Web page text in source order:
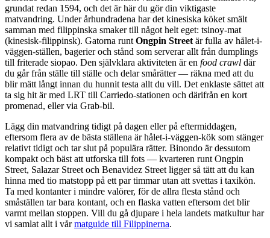
grundat redan 1594, och det är här du gör din viktigaste
matvandring. Under århundradena har det kinesiska köket smält
samman med filippinska smaker till något helt eget: tsinoy-mat
(kinesisk-filippinsk). Gatorna runt Ongpin Street är fulla av hålet-i-
väggen-ställen, bagerier och stånd som serverar allt från dumplings
till friterade siopao. Den självklara aktiviteten är en food crawl där
du går från ställe till ställe och delar smårätter — räkna med att du
blir mätt långt innan du hunnit testa allt du vill. Det enklaste sättet att
ta sig hit är med LRT till Carriedo-stationen och därifrån en kort
promenad, eller via Grab-bil.
Lägg din matvandring tidigt på dagen eller på eftermiddagen,
eftersom flera av de bästa ställena är hålet-i-väggen-kök som stänger
relativt tidigt och tar slut på populära rätter. Binondo är dessutom
kompakt och bäst att utforska till fots — kvarteren runt Ongpin
Street, Salazar Street och Benavidez Street ligger så tätt att du kan
hinna med tio matstopp på ett par timmar utan att svettas i taxikön.
Ta med kontanter i mindre valörer, för de allra flesta stånd och
småställen tar bara kontant, och en flaska vatten eftersom det blir
varmt mellan stoppen. Vill du gå djupare i hela landets matkultur har
vi samlat allt i vårmatguide till Filippinerna.